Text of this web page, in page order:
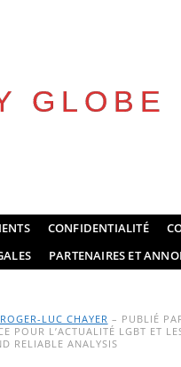
GLOBE
CONFIDENTIALITÉ
PARTENAIRES ET
ROGER-LUC CHAYER – PUBLIÉ
POUR L’ACTUALITÉ LGBT ET
RELIABLE ANALYSIS